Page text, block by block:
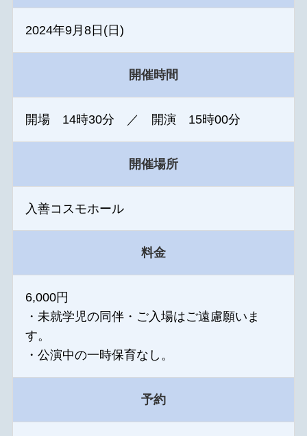
2024年9月8日(日)
開催時間
開場 14時30分 ／ 開演 15時00分
開催場所
入善コスモホール
料金
6,000円
・未就学児の同伴・ご入場はご遠慮願いま
す。
・公演中の一時保育なし。
予約